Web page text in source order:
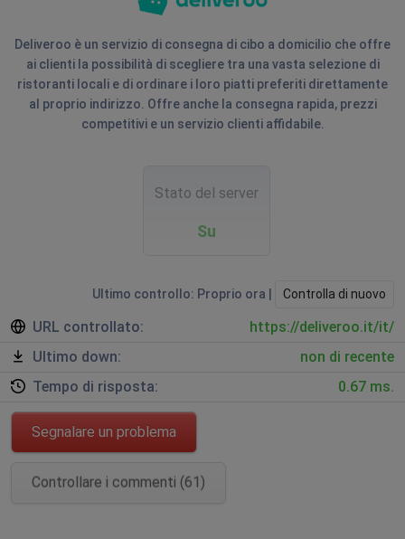
Deliveroo è un servizio di consegna di cibo a domicilio che offre
ai clienti la possibilità di scegliere tra una vasta selezione di
ristoranti locali e di ordinare i loro piatti preferiti direttamente
al proprio indirizzo. Offre anche la consegna rapida, prezzi
competitivi e un servizio clienti affidabile.
Stato del server
Su
Ultimo controllo: Proprio ora | Controlla di nuovo
URL controllato:
https://deliveroo.it/it/
Ultimo down:
non di recente
Tempo di risposta:
0.67 ms.
Segnalare un problema
Controllare i commenti (61)